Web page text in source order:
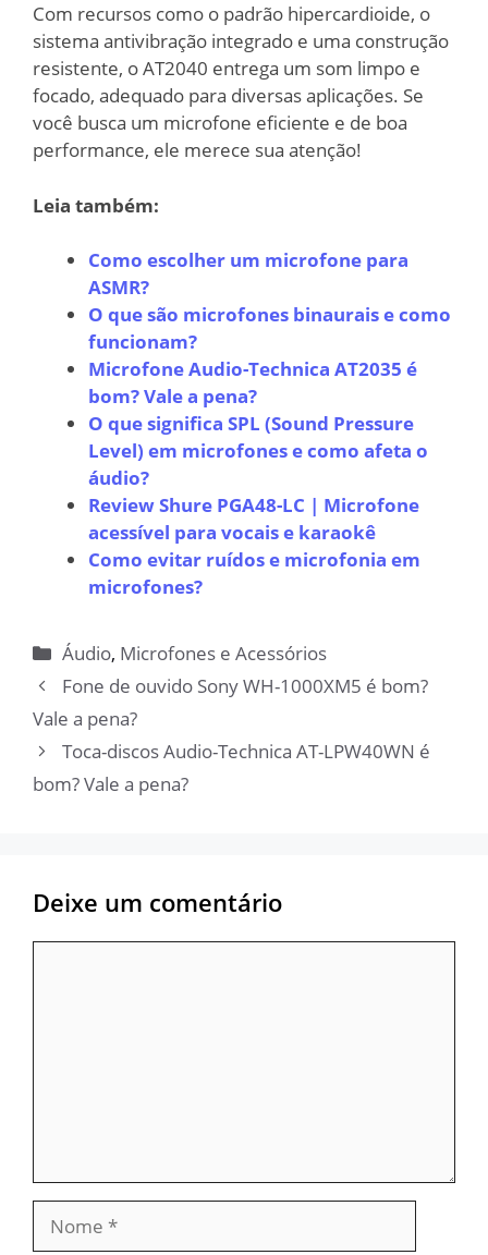
Com recursos como o padrão hipercardioide, o
sistema antivibração integrado e uma construção
resistente, o AT2040 entrega um som limpo e
focado, adequado para diversas aplicações. Se
você busca um microfone eficiente e de boa
performance, ele merece sua atenção!
Leia também:
Como escolher um microfone para
ASMR?
O que são microfones binaurais e como
funcionam?
Microfone Audio-Technica AT2035 é
bom? Vale a pena?
O que significa SPL (Sound Pressure
Level) em microfones e como afeta o
áudio?
Review Shure PGA48-LC | Microfone
acessível para vocais e karaokê
Como evitar ruídos e microfonia em
microfones?
Categorias
Áudio, Microfones e Acessórios
Fone de ouvido Sony WH-1000XM5 é bom?
Vale a pena?
Toca-discos Audio-Technica AT-LPW40WN é
bom? Vale a pena?
Deixe um comentário